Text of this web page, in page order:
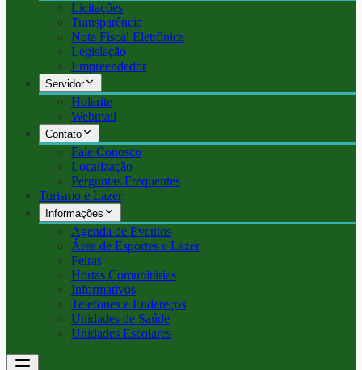
Licitações
Transparência
Nota Fiscal Eletrônica
Legislação
Empreendedor
Servidor
Holerite
Webmail
Contato
Fale Conosco
Localização
Perguntas Frequentes
Turismo e Lazer
Informações
Agenda de Eventos
Área de Esportes e Lazer
Feiras
Hortas Comunitárias
Informativos
Telefones e Endereços
Unidades de Saúde
Unidades Escolares